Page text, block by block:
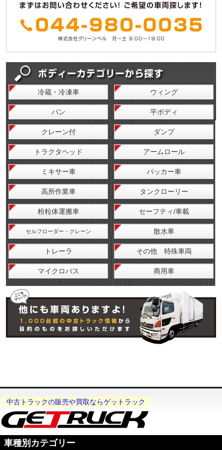
冷蔵・冷凍車 ウィング
バン 平ボディ
クレーン付 ダンプ
トラクタヘッド アームロール
ミキサー車 パッカー車
高所作業車 タンクローリー
粉粒体運搬車 セーフティ/車載
セルフローダー・クレーン 散水車
トレーラ その他 特殊車両
マイクロバス 商用車
中古トラックの販売や買取ならゲットラック
車種別カテゴリー